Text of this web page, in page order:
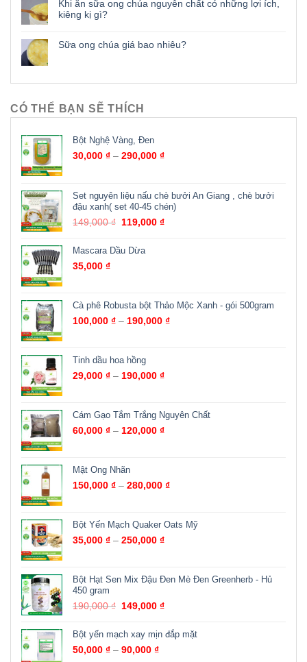
Khi ăn sữa ong chúa nguyên chất có những lợi ích,
kiêng kị gì?
Sữa ong chúa giá bao nhiêu?
CÓ THỂ BẠN SẼ THÍCH
Bột Nghệ Vàng, Đen
30,000 ₫ – 290,000 ₫
Set nguyên liệu nấu chè bưởi An Giang , chè bưởi
đậu xanh( set 40-45 chén)
149,000₫ 119,000₫
Mascara Dầu Dừa
35,000 ₫
Cà phê Robusta bột Thảo Mộc Xanh - gói 500gram
100,000 ₫ – 190,000 ₫
Tinh dầu hoa hồng
29,000 ₫ – 190,000 ₫
Cám Gạo Tắm Trắng Nguyên Chất
60,000 ₫ – 120,000 ₫
Mật Ong Nhãn
150,000 ₫ – 280,000 ₫
Bột Yến Mạch Quaker Oats Mỹ
35,000 ₫ – 250,000 ₫
Bột Hạt Sen Mix Đậu Đen Mè Đen Greenherb - Hủ
450 gram
190,000₫ 149,000₫
Bột yến mạch xay mịn đắp mặt
50,000 ₫ – 90,000 ₫